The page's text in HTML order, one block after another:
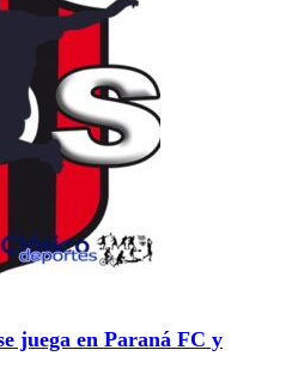
juega en Paraná FC y